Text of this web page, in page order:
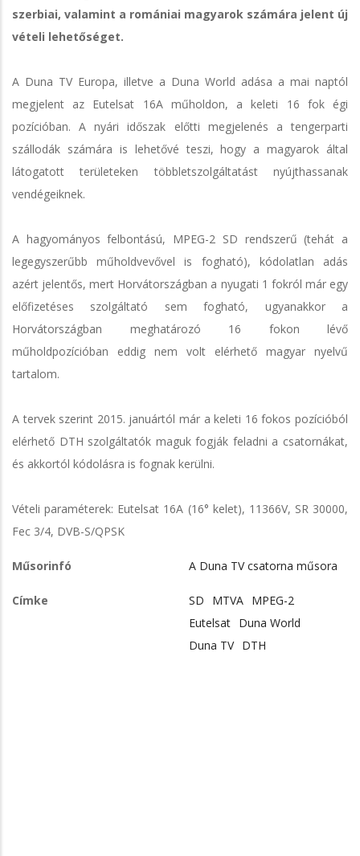
szerbiai, valamint a romániai magyarok számára jelent új
vételi lehetőséget.
A Duna TV Europa, illetve a Duna World adása a mai naptól
megjelent az Eutelsat 16A műholdon, a keleti 16 fok égi
pozícióban. A nyári időszak előtti megjelenés a tengerparti
szállodák számára is lehetővé teszi, hogy a magyarok által
látogatott területeken többletszolgáltatást nyújthassanak
vendégeiknek.
A hagyományos felbontású, MPEG-2 SD rendszerű (tehát a
legegyszerűbb műholdvevővel is fogható), kódolatlan adás
azért jelentős, mert Horvátországban a nyugati 1 fokról már egy
előfizetéses szolgáltató sem fogható, ugyanakkor a
Horvátországban meghatározó 16 fokon lévő
műholdpozícióban eddig nem volt elérhető magyar nyelvű
tartalom.
A tervek szerint 2015. januártól már a keleti 16 fokos pozícióból
elérhető DTH szolgáltatók maguk fogják feladni a csatornákat,
és akkortól kódolásra is fognak kerülni.
Vételi paraméterek: Eutelsat 16A (16° kelet), 11366V, SR 30000,
Fec 3/4, DVB-S/QPSK
Műsorinfó A Duna TV csatorna műsora
Címke SD MTVA MPEG-2
Eutelsat Duna World
Duna TV DTH